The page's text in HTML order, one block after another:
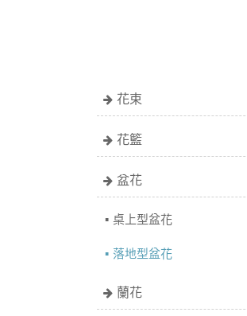
花束
花籃
盆花
桌上型盆花
落地型盆花
蘭花